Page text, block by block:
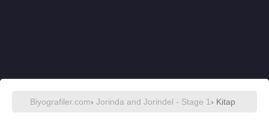
Biyografiler.com› Jorinda and Jorindel - Stage 1 › Kitap